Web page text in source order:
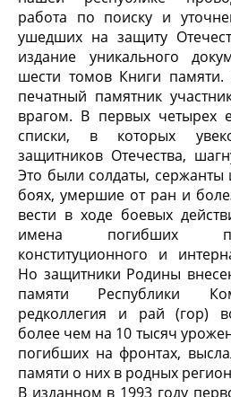
работа по поиску и
ушедших на защиту
издание уникального
шести томов Книги памяти.
печатный памятник
врагом. В первых четырех
списки, в которых
защитников Отечества,
Это были солдаты,
боях, умершие от ран и
вести в ходе боевых
имена погибших
конституционного и
Но защитники Родины
памяти Республики
редколлегия и рай (гор)
более чем на 10 тысяч
погибших на фронтах,
памяти о них в родных
В изданном в 1993 году